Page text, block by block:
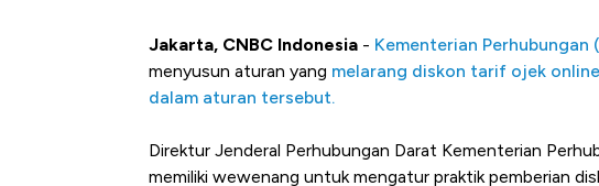
Jakarta, CNBC Indonesia - Kementerian Perhubungan
menyusun aturan yang melarang diskon tarif ojek
dalam aturan tersebut.
Direktur Jenderal Perhubungan Darat Kementerian
memiliki wewenang untuk mengatur praktik pemberian